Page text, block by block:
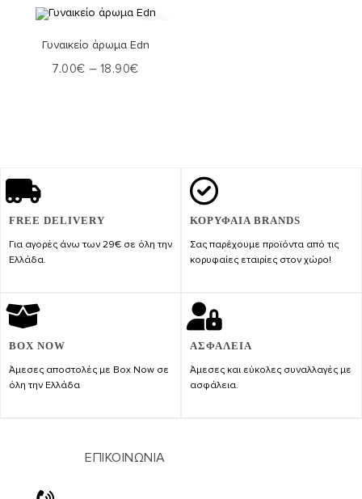
Γυναικείο άρωμα Edn
7.00€ – 18.90€
FREE DELIVERY
Για αγορές άνω των 29€ σε όλη την
Ελλάδα.
ΚΟΡΥΦΑΙΑ BRANDS
Σας παρέχουμε προϊόντα από τις
κορυφαίες εταιρίες στον χώρο!
BOX NOW
Άμεσες αποστολές με Box Now σε
όλη την Ελλάδα
ΑΣΦΑΛΕΙΑ
Άμεσες και εύκολες συναλλαγές με
ασφάλεια.
ΕΠΙΚΟΙΝΩΝΙΑ